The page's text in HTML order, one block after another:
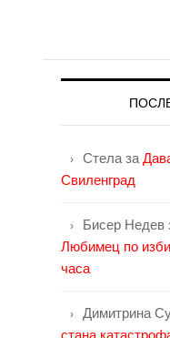
Стела за
Свиленград
Бисер Недев
Любимец по
часа
Димитрина
стана